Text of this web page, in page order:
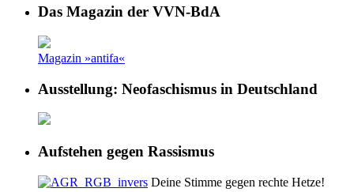
Das Magazin der VVN-BdA
Magazin »antifa«
Ausstellung: Neofaschismus in Deutschland
Aufstehen gegen Rassismus
Deine Stimme gegen rechte Hetze!